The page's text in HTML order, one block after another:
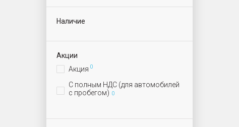
Наличие
Акции
Акция 0
С полным НДС (для автомобилей
с пробегом) 0